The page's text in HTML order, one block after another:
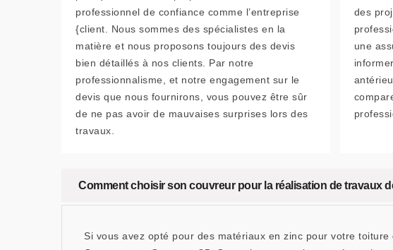
professionnel de confiance comme l’entreprise
{client. Nous sommes des spécialistes en la
matière et nous proposons toujours des devis
bien détaillés à nos clients. Par notre
professionnalisme, et notre engagement sur le
devis que nous fournirons, vous pouvez être sûr
de ne pas avoir de mauvaises surprises lors des
travaux.
des
une
Comment choisir son couvreur pour la réalisation de travaux
Si vous avez opté pour des matériaux en zinc pour votre